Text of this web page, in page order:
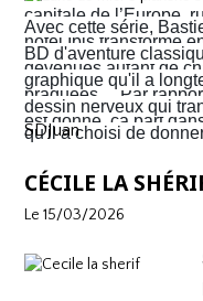
pied. Sur leur route,
d’occasion Pêle-
coup d’œil mais les
réalité c’est la ville
une violence sans
avec son lot
shérif !
capitale de l’Europe,
hôtel Ibis transformé
devenues autant de
braquées… Par
est donné, ça part
plus que soutenu de
vont devoir faire face
vont rapidement se
Sophie. Un album, on
Avec cette série,
BD d'aventure
graphique qu'il a
dessin nerveux qui
qu'il a choisi de
Bruxelles de 2026
habitants !
SDJuan
CÉCILE LA
Le 15/03/2026